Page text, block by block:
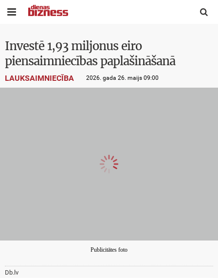
 
Investē 1,93 miljonus eiro
piensaimniecības paplašināšanā
LAUKSAIMNIECĪBA 2026. gada 26. maijs 09:00
Publicitātes foto
Db.lv